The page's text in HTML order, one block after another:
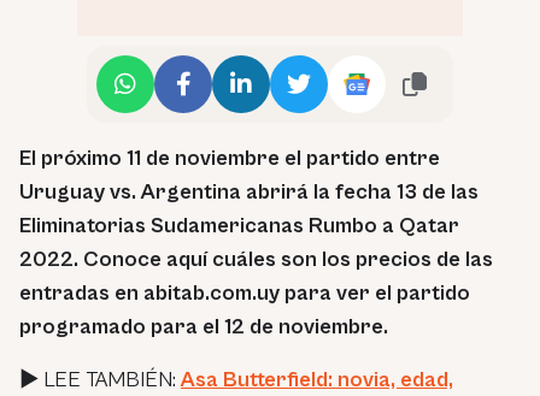
El próximo 11 de noviembre el partido entre
Uruguay vs. Argentina abrirá la fecha 13 de las
Eliminatorias Sudamericanas Rumbo a Qatar
2022. Conoce aquí cuáles son los precios de las
entradas en abitab.com.uy para ver el partido
programado para el 12 de noviembre.
► LEE TAMBIÉN:Asa Butterfield: novia, edad,